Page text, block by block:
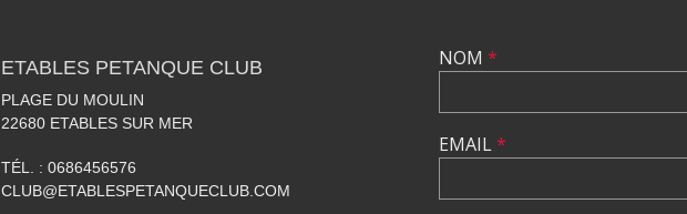
ETABLES PETANQUE CLUB
PLAGE DU MOULIN
22680 ETABLES SUR MER
TÉL. : 0686456576
CLUB@ETABLESPETANQUECLUB.COM
NOM *
EMAIL*